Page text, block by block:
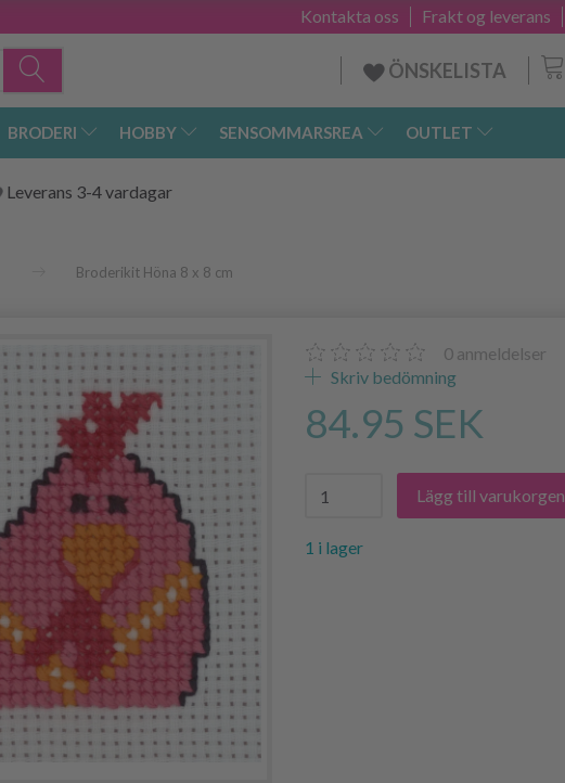
Frakt og leverans
Kontakta oss
ÖNSKELISTA
BRODERI HOBBY SENSOMMARSREA OUTLET
Leverans 3-4 vardagar
Broderikit Höna 8 x 8 cm
0 anmeldelser
Skriv bedömning
84.95 SEK
Lägg till varukorgen
1 i lager